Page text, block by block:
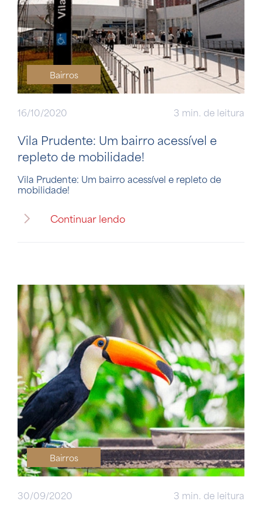
Bairros
16/10/2020 3 min. de leitura
Vila Prudente: Um bairro acessível e
repleto de mobilidade!
Vila Prudente: Um bairro acessível e repleto de
mobilidade!
Continuar lendo
Bairros
30/09/2020 3 min. de leitura